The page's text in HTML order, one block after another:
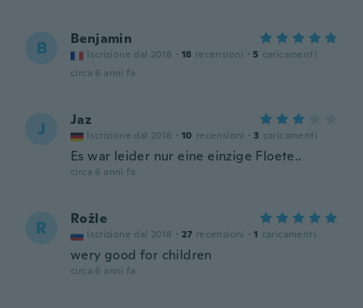
B Benjamin
Iscrizione dal 2018 · 18 recensioni · 5 caricamenti
circa 6 anni fa
J Jaz
Iscrizione dal 2016 · 10 recensioni · 3 caricamenti
Es war leider nur eine einzige Floete..
circa 6 anni fa
R Rožle
Iscrizione dal 2018 · 27 recensioni · 1 caricamenti
wery good for children
circa 6 anni fa